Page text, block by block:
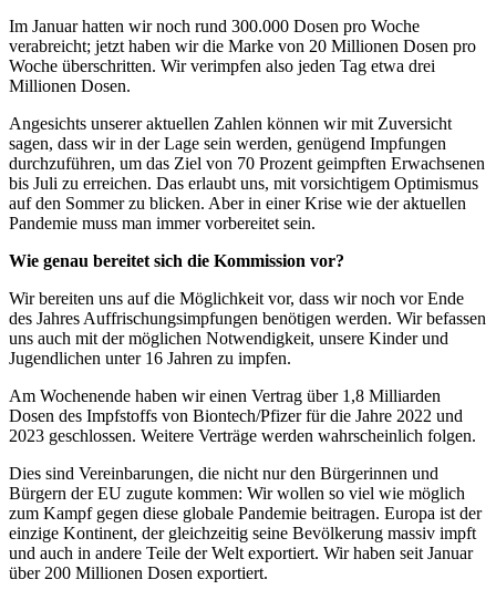
Im Januar hatten wir noch rund 300.000 Dosen pro Woche
verabreicht; jetzt haben wir die Marke von 20 Millionen Dosen pro
Woche überschritten. Wir verimpfen also jeden Tag etwa drei
Millionen Dosen.
Angesichts unserer aktuellen Zahlen können wir mit Zuversicht
sagen, dass wir in der Lage sein werden, genügend Impfungen
durchzuführen, um das Ziel von 70 Prozent geimpften Erwachsenen
bis Juli zu erreichen. Das erlaubt uns, mit vorsichtigem Optimismus
auf den Sommer zu blicken. Aber in einer Krise wie der aktuellen
Pandemie muss man immer vorbereitet sein.
Wie genau bereitet sich die Kommission vor?
Wir bereiten uns auf die Möglichkeit vor, dass wir noch vor Ende
des Jahres Auffrischungsimpfungen benötigen werden. Wir befassen
uns auch mit der möglichen Notwendigkeit, unsere Kinder und
Jugendlichen unter 16 Jahren zu impfen.
Am Wochenende haben wir einen Vertrag über 1,8 Milliarden
Dosen des Impfstoffs von Biontech/Pfizer für die Jahre 2022 und
2023 geschlossen. Weitere Verträge werden wahrscheinlich folgen.
Dies sind Vereinbarungen, die nicht nur den Bürgerinnen und
Bürgern der EU zugute kommen: Wir wollen so viel wie möglich
zum Kampf gegen diese globale Pandemie beitragen. Europa ist der
einzige Kontinent, der gleichzeitig seine Bevölkerung massiv impft
und auch in andere Teile der Welt exportiert. Wir haben seit Januar
über 200 Millionen Dosen exportiert.